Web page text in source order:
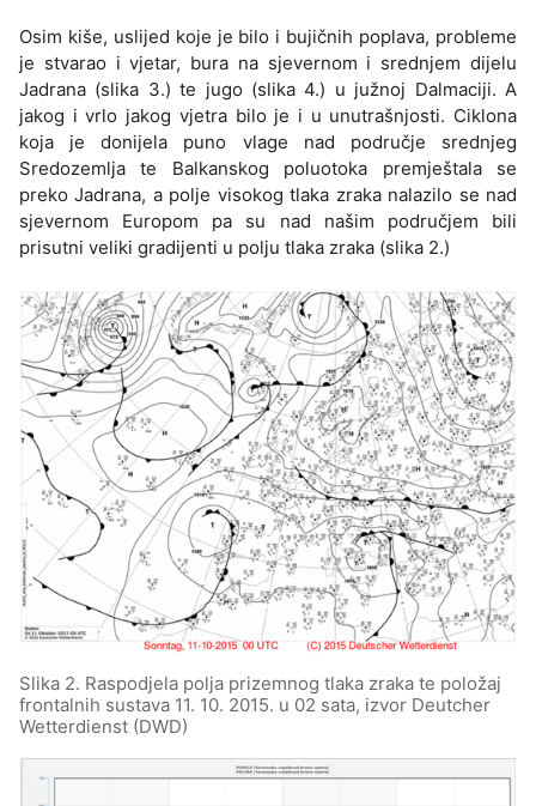
Osim kiše, uslijed koje je bilo i bujičnih poplava, probleme
je stvarao i vjetar, bura na sjevernom i srednjem dijelu
Jadrana (slika 3.) te jugo (slika 4.) u južnoj Dalmaciji. A
jakog i vrlo jakog vjetra bilo je i u unutrašnjosti. Ciklona
koja je donijela puno vlage nad područje srednjeg
Sredozemlja te Balkanskog poluotoka premještala se
preko Jadrana, a polje visokog tlaka zraka nalazilo se nad
sjevernom Europom pa su nad našim područjem bili
prisutni veliki gradijenti u polju tlaka zraka (slika 2.)
Slika 2. Raspodjela polja prizemnog tlaka zraka te položaj
frontalnih sustava 11. 10. 2015. u 02 sata, izvor Deutcher
Wetterdienst (DWD)